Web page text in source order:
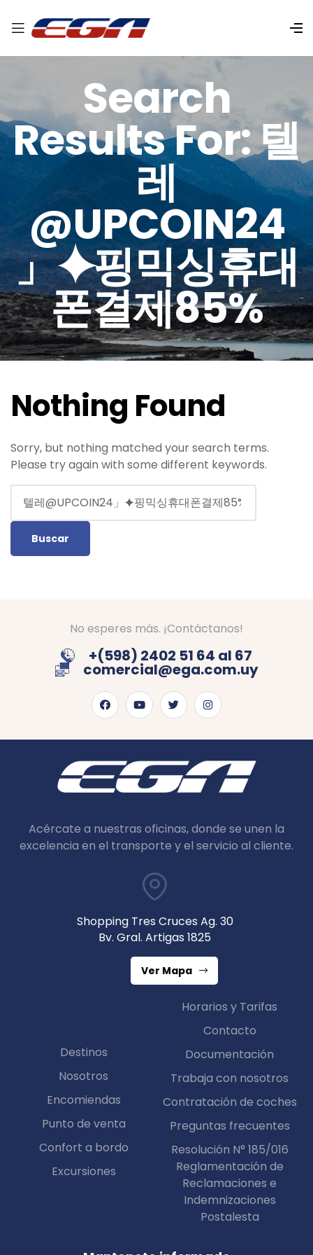
Search
Results For: 텔
레
@UPCOIN24
」⯌핑믹싱휴대
폰결제85%
Nothing Found
Sorry, but nothing matched your search terms.
Please try again with some different keywords.
No esperes más. ¡Contáctanos!
+(598) 2402 51 64 al 67
comercial@ega.com.uy
Acércate a nuestras oficinas, donde se unen la
excelencia en el transporte y el servicio al cliente.
Shopping Tres Cruces Ag. 30
Bv. Gral. Artigas 1825
Ver Mapa
Destinos
Nosotros
Encomiendas
Punto de venta
Confort a bordo
Excursiones
Horarios y Tarifas
Contacto
Documentación
Trabaja con nosotros
Contratación de coches
Preguntas frecuentes
Resolución N° 185/016
Reglamentación de
Reclamaciones e
Indemnizaciones
Postalesta